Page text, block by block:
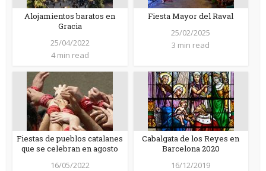
Alojamientos baratos en
Gracia
25/04/2022
4 min read
Fiesta Mayor del Raval
25/02/2025
3 min read
Fiestas de pueblos catalanes
que se celebran en agosto
16/05/2022
Cabalgata de los Reyes en
Barcelona 2020
16/12/2019